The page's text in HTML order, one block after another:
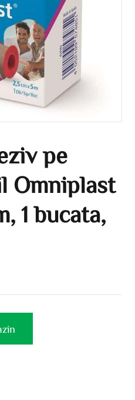
pe
Omniplast
1 bucata,